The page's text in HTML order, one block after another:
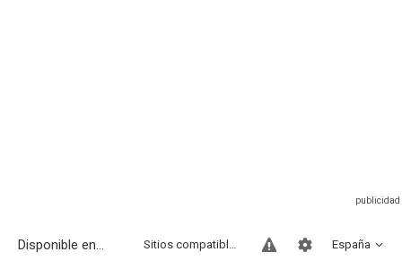
Disponible en... España
Sitios compatibles